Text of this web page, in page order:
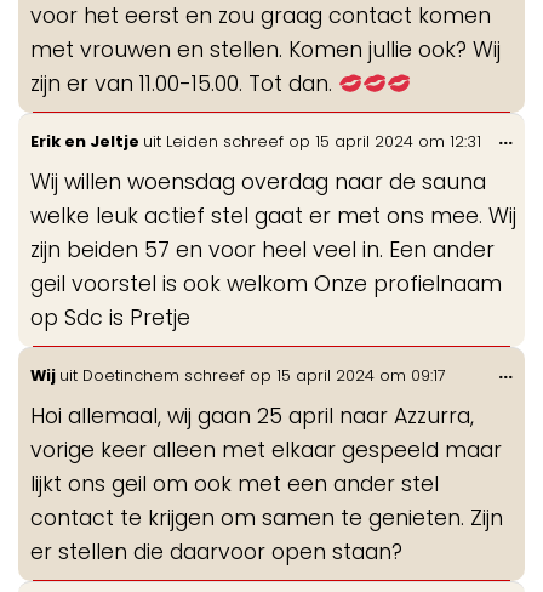
voor het eerst en zou graag contact komen
met vrouwen en stellen. Komen jullie ook? Wij
zijn er van 11.00-15.00. Tot dan.
Erik en Jeltje uit Leiden schreef op 15 april 2024 om 12:31
Wij willen woensdag overdag naar de sauna
welke leuk actief stel gaat er met ons mee. Wij
zijn beiden 57 en voor heel veel in. Een ander
geil voorstel is ook welkom Onze profielnaam
op Sdc is Pretje
...
Wij uit Doetinchem schreef op 15 april 2024 om 09:17
Hoi allemaal, wij gaan 25 april naar Azzurra,
vorige keer alleen met elkaar gespeeld maar
lijkt ons geil om ook met een ander stel
contact te krijgen om samen te genieten. Zijn
er stellen die daarvoor open staan?
...